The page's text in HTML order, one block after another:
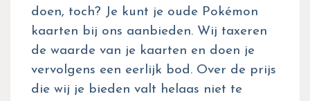
doen, toch? Je kunt je oude Pokémon
kaarten bij ons aanbieden. Wij taxeren
de waarde van je kaarten en doen je
vervolgens een eerlijk bod. Over de prijs
die wij je bieden valt helaas niet te